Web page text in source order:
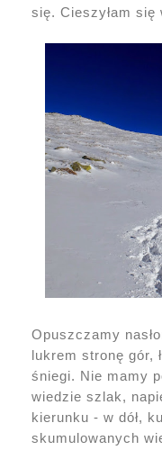
się. Cieszyłam się
Opuszczamy
lukrem stronę gór,
śniegi. Nie mamy
wiedzie szlak,
kierunku - w dół,
skumulowanych